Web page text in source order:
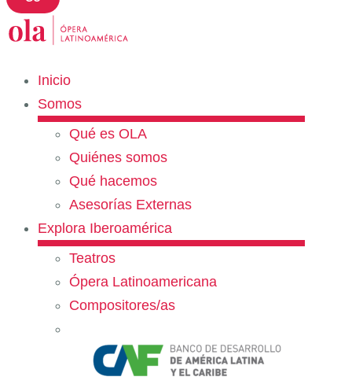
Inicio
Somos
Qué es OLA
Quiénes somos
Qué hacemos
Asesorías Externas
Explora Iberoamérica
Teatros
Ópera Latinoamericana
Compositores/as